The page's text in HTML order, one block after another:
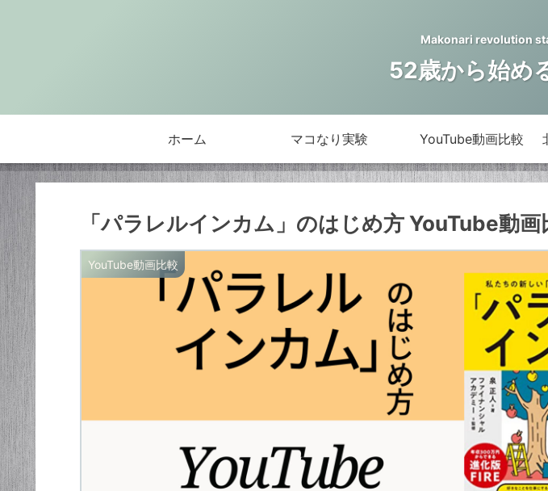
Makonari revolution
52歳から始め
ホーム マコなり実験 YouTube動画比較
「パラレルインカム」のはじめ方 YouTube動画
YouTube動画比較